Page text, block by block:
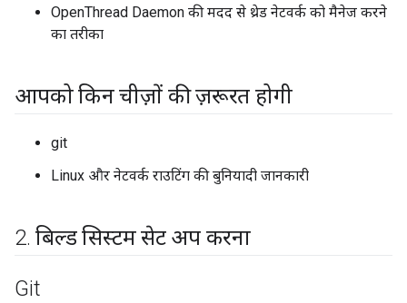
OpenThread Daemon की मदद से थ्रेड नेटवर्क को मैनेज करने
का तरीका
आपको किन चीज़ों की ज़रूरत होगी
git
Linux और नेटवर्क राउटिंग की बुनियादी जानकारी
2. बिल्ड सिस्टम सेट अप करना
Git